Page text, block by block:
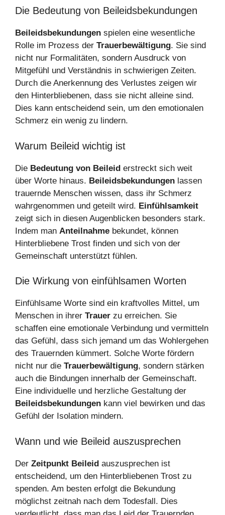
Die Bedeutung von Beileidsbekundungen
Beileidsbekundungen spielen eine wesentliche
Rolle im Prozess der Trauerbewältigung. Sie sind
nicht nur Formalitäten, sondern Ausdruck von
Mitgefühl und Verständnis in schwierigen Zeiten.
Durch die Anerkennung des Verlustes zeigen wir
den Hinterbliebenen, dass sie nicht alleine sind.
Dies kann entscheidend sein, um den emotionalen
Schmerz ein wenig zu lindern.
Warum Beileid wichtig ist
Die Bedeutung von Beileid erstreckt sich weit
über Worte hinaus. Beileidsbekundungen lassen
trauernde Menschen wissen, dass ihr Schmerz
wahrgenommen und geteilt wird. Einfühlsamkeit
zeigt sich in diesen Augenblicken besonders stark.
Indem man Anteilnahme bekundet, können
Hinterbliebene Trost finden und sich von der
Gemeinschaft unterstützt fühlen.
Die Wirkung von einfühlsamen Worten
Einfühlsame Worte sind ein kraftvolles Mittel, um
Menschen in ihrer Trauer zu erreichen. Sie
schaffen eine emotionale Verbindung und vermitteln
das Gefühl, dass sich jemand um das Wohlergehen
des Trauernden kümmert. Solche Worte fördern
nicht nur die Trauerbewältigung, sondern stärken
auch die Bindungen innerhalb der Gemeinschaft.
Eine individuelle und herzliche Gestaltung der
Beileidsbekundungen kann viel bewirken und das
Gefühl der Isolation mindern.
Wann und wie Beileid auszusprechen
Der Zeitpunkt Beileid auszusprechen ist
entscheidend, um den Hinterbliebenen Trost zu
spenden. Am besten erfolgt die Bekundung
möglichst zeitnah nach dem Todesfall. Dies